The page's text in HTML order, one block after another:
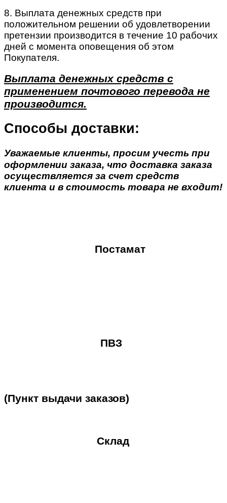
8. Выплата денежных средств при
положительном решении об удовлетворении
претензии производится в течение 10 рабочих
дней с момента оповещения об этом
Покупателя.
Выплата денежных средств с
применением почтового перевода не
производится.
Способы доставки:
Уважаемые клиенты, просим учесть при
оформлении заказа, что доставка заказа
осуществляется за счет средств
клиента и в стоимость товара не входит!
Постамат
ПВЗ
(Пункт выдачи заказов)
Склад